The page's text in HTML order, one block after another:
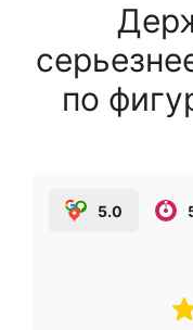
по
5.0